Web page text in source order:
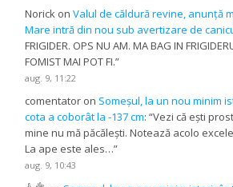
Norick onValul de căldură revine, anunță
Mare intră din nou sub avertizare de
FRIGIDER. OPS NU AM. MA BAG IN
FOMIST MAI POT FI.”
aug. 9, 11:22
comentator on Someșul, la un nou minim
cota a coborât la -137 cm: “Vezi că ești
mine nu mă păcălești. Notează acolo
La ape este ales…”
aug. 9, 10:43